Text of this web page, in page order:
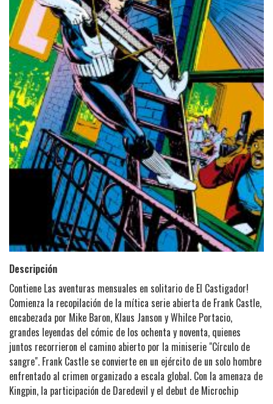
Descripción
Contiene Las aventuras mensuales en solitario de El Castigador!
Comienza la recopilación de la mítica serie abierta de Frank Castle,
encabezada por Mike Baron, Klaus Janson y Whilce Portacio,
grandes leyendas del cómic de los ochenta y noventa, quienes
juntos recorrieron el camino abierto por la miniserie "Círculo de
sangre". Frank Castle se convierte en un ejército de un solo hombre
enfrentado al crimen organizado a escala global. Con la amenaza de
Kingpin, la participación de Daredevil y el debut de Microchip